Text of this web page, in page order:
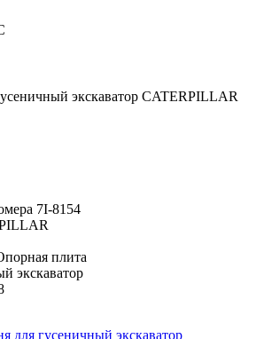
экскаватор CATERPILLAR
7I-8154
плита
экскаватор